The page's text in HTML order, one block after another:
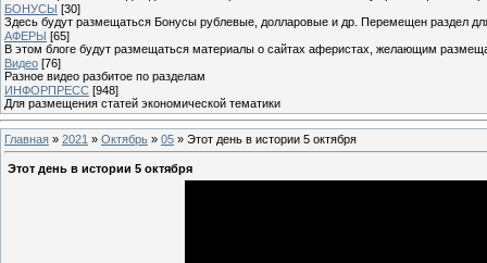
БОНУСЫ [30]
Здесь будут размещаться Бонусы рублевые, долларовые и др. Перемещен раздел
АФЕРЫ [65]
В этом блоге будут размещаться материалы о сайтах аферистах, желающим
Видео [76]
Разное видео разбитое по разделам
ИНФОРПРЕСС [948]
Для размещения статей экономической тематики
Главная » 2021 » Октябрь » 05 » Этот день в истории 5 октября
Этот день в истории 5 октября